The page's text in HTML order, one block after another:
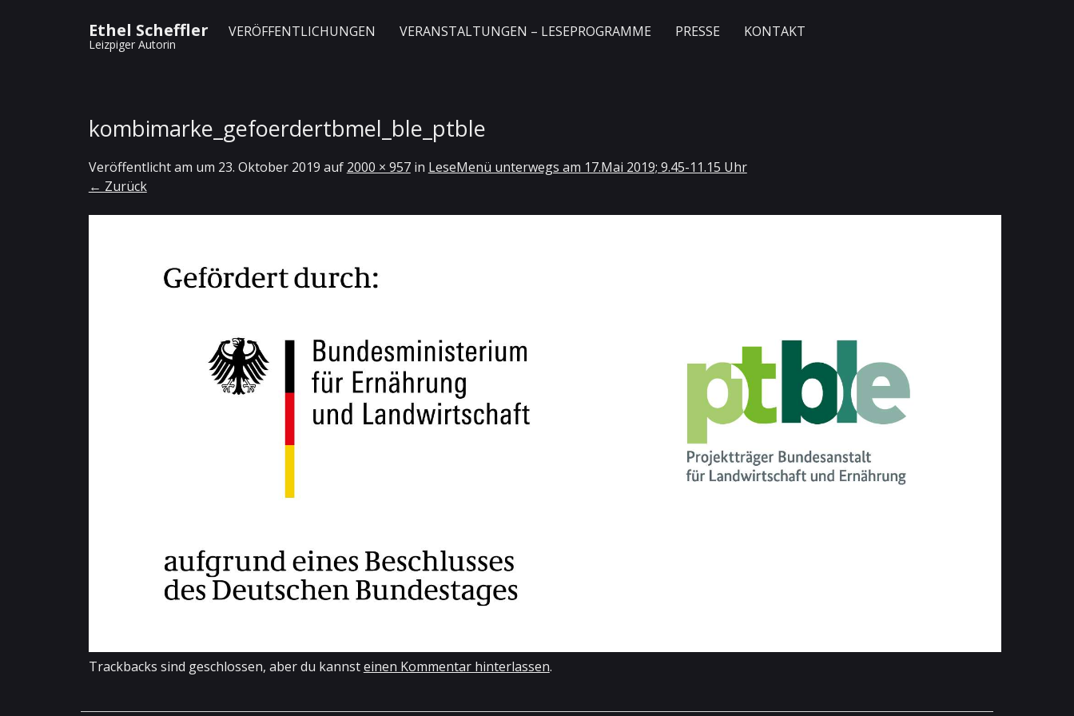
Ethel Scheffler
Leizpiger Autorin
VERÖFFENTLICHUNGEN VERANSTALTUNGEN – LESEPROGRAMME PRESSE KONTAKT
kombimarke_gefoerdertbmel_ble_ptble
Veröffentlicht am um 23. Oktober 2019 auf 2000 × 957in LeseMenü unterwegs am 17.Mai 2019; 9.45-11.15 Uhr
← Zurück
Trackbacks sind geschlossen, aber du kannsteinen Kommentar hinterlassen.